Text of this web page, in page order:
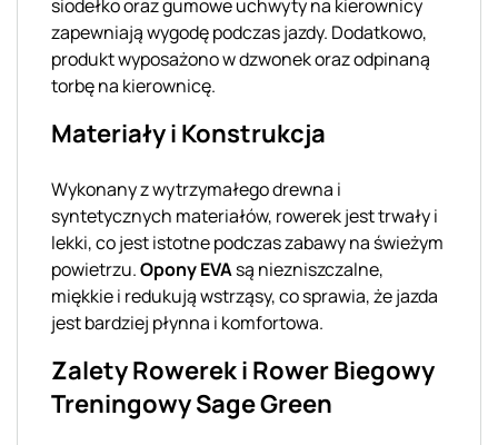
siodełko oraz gumowe uchwyty na kierownicy
zapewniają wygodę podczas jazdy. Dodatkowo,
produkt wyposażono w dzwonek oraz odpinaną
torbę na kierownicę.
Materiały i Konstrukcja
Wykonany z wytrzymałego drewna i
syntetycznych materiałów, rowerek jest trwały i
lekki, co jest istotne podczas zabawy na świeżym
powietrzu.Opony EVAsą niezniszczalne,
miękkie i redukują wstrząsy, co sprawia, że jazda
jest bardziej płynna i komfortowa.
Zalety Rowerek i Rower Biegowy
Treningowy Sage Green